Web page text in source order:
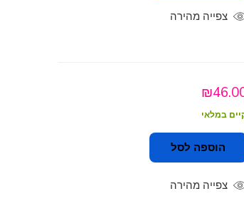
צפייה מהירה
₪
במלאי
הוספה לסל
צפייה מהירה